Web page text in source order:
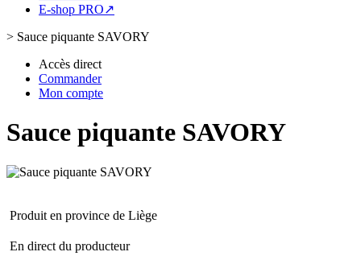
E-shop PRO↗
> Sauce piquante SAVORY
Accès direct
Commander
Mon compte
Sauce piquante SAVORY
Produit en province de Liège
En direct du producteur